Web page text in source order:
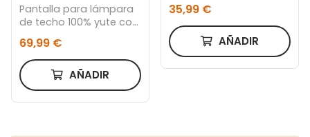
Pantalla para lámpara
de techo 100% yute con
acabado natural Ø 50
cm
69,99 €
AÑADIR
35,99 €
AÑADIR